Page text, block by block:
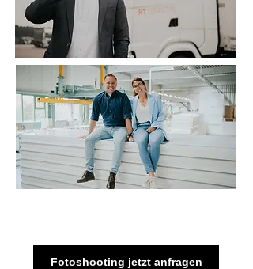
Fotoshooting jetzt anfragen